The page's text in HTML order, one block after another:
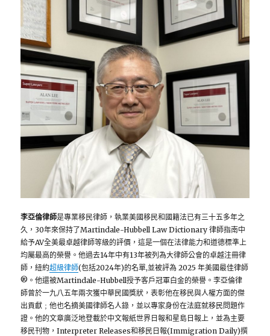
李亞倫律師是專業移民律師，執業美國移民和國籍法已有三十五多年之
久，30年來保持了Martindale-Hubbell Law Dictionary 律師指南中
給予AV全美最卓越律師等級的評價，這是一個在法律能力和道德標準上
均屬最高的榮譽。他過去14年中有13年被列為大律師公會的卓越注冊律
師，紐約超級律師(包括2024年)的名單,並被評為 2025 年美國最佳律師
®。他還被Martindale-Hubbell授予客戶冠軍白金的榮譽。李亞倫律
師曾於一九八五年兩次獲中華民國獎狀，表彰他在移民與人權方面的傑
出貢獻﹔他也名摘美國律師名人錄，並以專家身份在法庭就移民問題作
證。他的文章廣泛地登載於中文報紙世界日報和星島日報上，並為主要
移民刊物，Interpreter Releases和移民日報(Immigration Daily)撰